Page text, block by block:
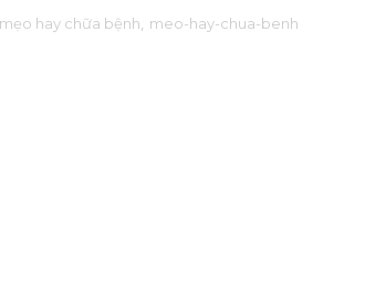
mẹo hay chữa bệnh meo-hay-chua-benh